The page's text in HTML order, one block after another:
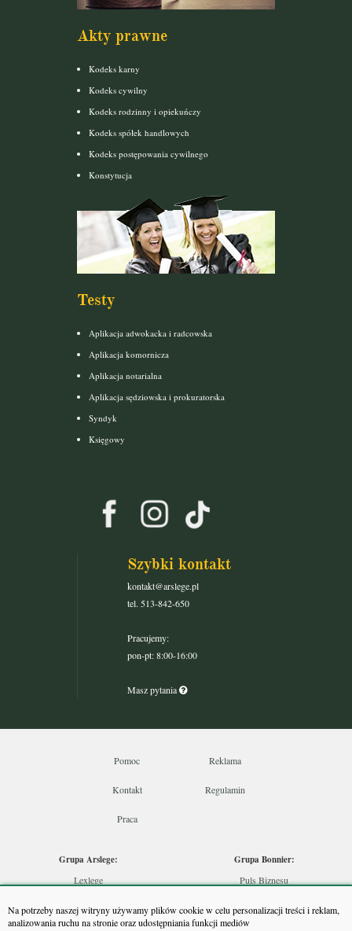
Na potrzeby naszej witryny używamy plików cookie w celu personalizacji treści i reklam,
analizowania ruchu na stronie oraz udostępniania funkcji mediów
Akty prawne
Kodeks karny
Kodeks cywilny
Kodeks rodzinny i opiekuńczy
Kodeks spółek handlowych
Kodeks postępowania cywilnego
Konstytucja
Testy
Aplikacja adwokacka i radcowska
Aplikacja komornicza
Aplikacja notarialna
Aplikacja sędziowska i prokuratorska
Syndyk
Księgowy
Szybki kontakt
kontakt@arslege.pl
tel. 513-842-650
Pracujemy:
pon-pt: 8:00-16:00
Masz pytania
Pomoc Reklama
Kontakt Regulamin
Praca
Grupa Arslege:
Lexlege
Skarbowcy
Grupa Bonnier:
Puls Biznesu
Puls Medycyny